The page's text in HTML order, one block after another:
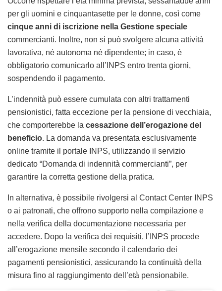
per gli uomini e cinquantasette per le donne, così come
cinque anni di iscrizione nella Gestione speciale
commercianti. Inoltre, non si può svolgere alcuna attività
lavorativa, né autonoma né dipendente; in caso, è
obbligatorio comunicarlo all’INPS entro trenta giorni,
sospendendo il pagamento.
L’indennità può essere cumulata con altri trattamenti
pensionistici, fatta eccezione per la pensione di vecchiaia,
che comporterebbe la cessazione dell’erogazione del
beneficio. La domanda va presentata esclusivamente
online tramite il portale INPS, utilizzando il servizio
dedicato “Domanda di indennità commercianti”, per
garantire la corretta gestione della pratica.
In alternativa, è possibile rivolgersi al Contact Center INPS
o ai patronati, che offrono supporto nella compilazione e
nella verifica della documentazione necessaria per
accedere. Dopo la verifica dei requisiti, l’INPS procede
all’erogazione mensile secondo il calendario dei
pagamenti pensionistici, assicurando la continuità della
misura fino al raggiungimento dell’età pensionabile.